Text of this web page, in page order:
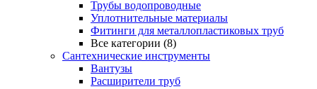
Трубы водопроводные
Уплотнительные материалы
Фитинги для металлопластиковых труб
Все категории (8)
Сантехнические инструменты
Вантузы
Расширители труб